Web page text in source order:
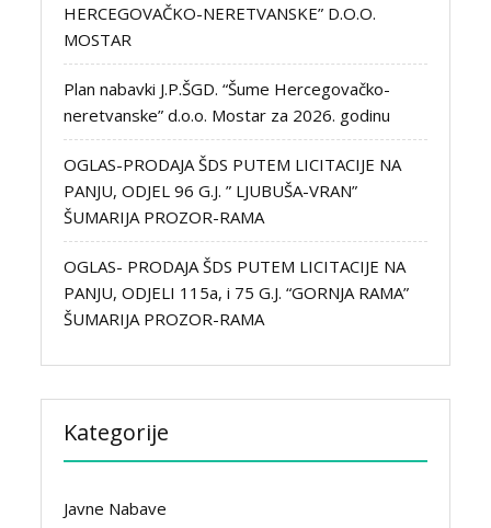
HERCEGOVAČKO-NERETVANSKE” D.O.O.
MOSTAR
Plan nabavki J.P.ŠGD. “Šume Hercegovačko-
neretvanske” d.o.o. Mostar za 2026. godinu
OGLAS-PRODAJA ŠDS PUTEM LICITACIJE NA
PANJU, ODJEL 96 G.J. ” LJUBUŠA-VRAN”
ŠUMARIJA PROZOR-RAMA
OGLAS- PRODAJA ŠDS PUTEM LICITACIJE NA
PANJU, ODJELI 115a, i 75 G.J. “GORNJA RAMA”
ŠUMARIJA PROZOR-RAMA
Kategorije
Javne Nabave